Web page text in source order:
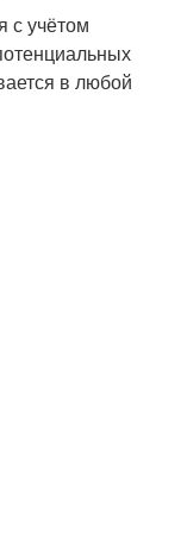
с учётом
в любой